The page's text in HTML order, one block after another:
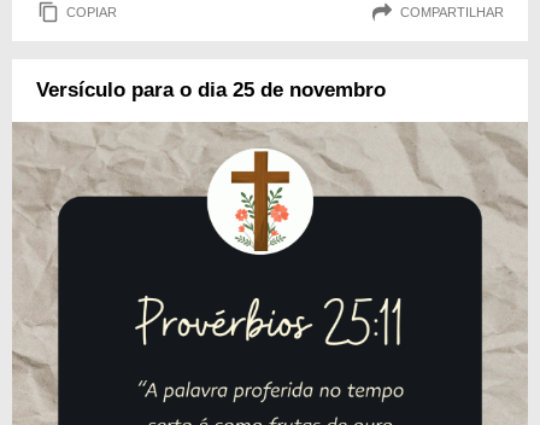
COPIAR COMPARTILHAR
Versículo para o dia 25 de novembro